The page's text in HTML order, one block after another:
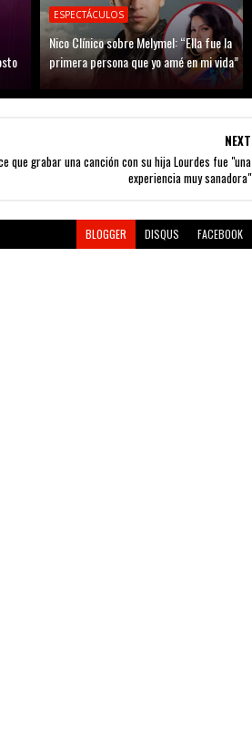
ESPECTÁCULOS
Nico Clínico sobre Melymel: “Ella fue la
primera persona que yo amé en mi vida”
NEXT
que grabar una canción con su hija Lourdes fue "una
experiencia muy sanadora"
BLOGGER DISQUS FACEBOOK